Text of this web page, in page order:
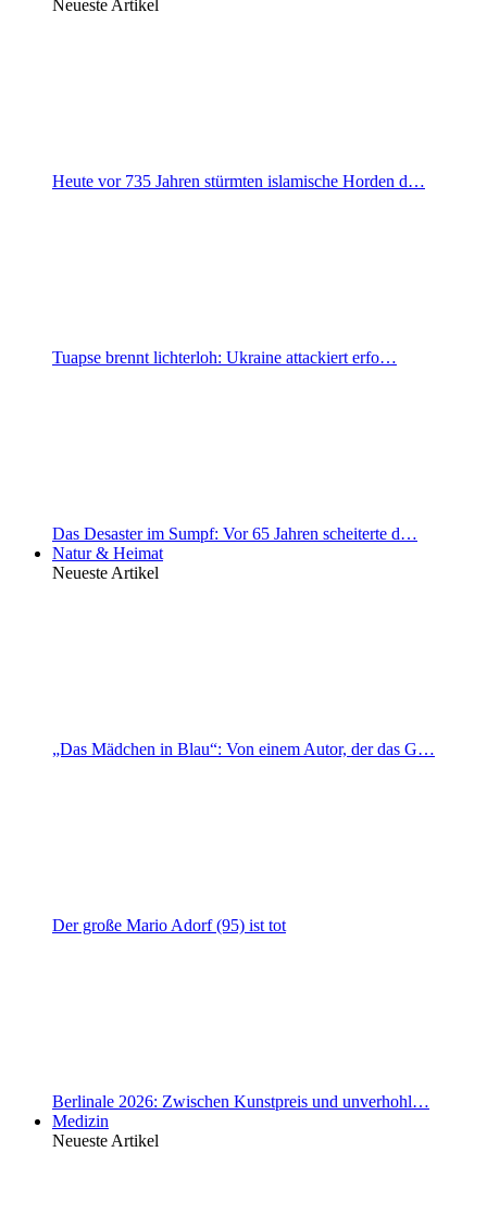
Neueste Artikel
Heute vor 735 Jahren stürmten islamische Horden d…
Tuapse brennt lichterloh: Ukraine attackiert erfo…
Das Desaster im Sumpf: Vor 65 Jahren scheiterte d…
Natur & Heimat
Neueste Artikel
„Das Mädchen in Blau“: Von einem Autor, der das G…
Der große Mario Adorf (95) ist tot
Berlinale 2026: Zwischen Kunstpreis und unverhohl…
Medizin
Neueste Artikel